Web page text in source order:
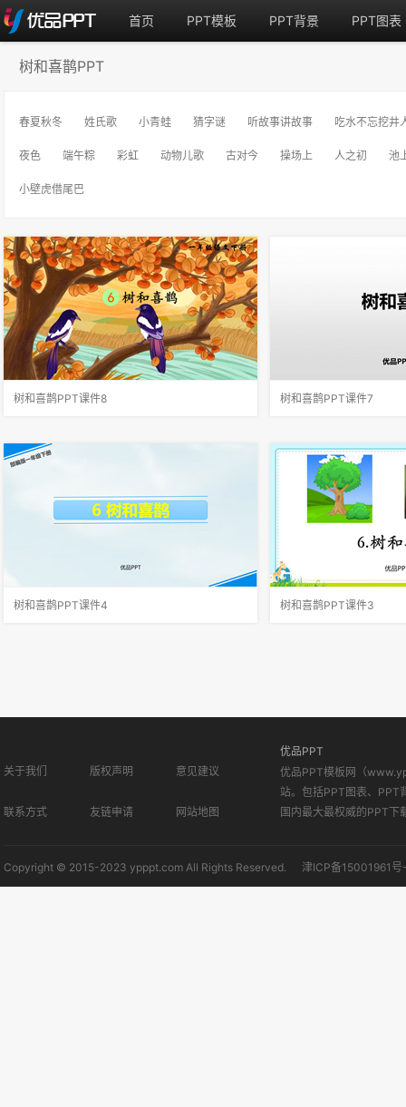
首页 PPT模板 PPT背景 PPT图表
树和喜鹊PPT
春夏秋冬 姓氏歌 小青蛙 猜字谜 听故事讲故事 吃水不忘挖井
夜色 端午粽 彩虹 动物儿歌 古对今 操场上 人之初 池
小壁虎借尾巴
树和喜鹊PPT课件8
读准一的变调。如一棵树、一个鸟窝、一只喜
鹊、天一亮、天一黑、一起。边朗读边想象画
树和喜鹊PPT课件7
的修辞方法，体现出树和
喳指喜鹊们早上醒来热闹
量很多。打着招呼体现
由此也能看出他们非常快
树和喜鹊PPT课件4
树和喜鹊PPT课件3
关于我们 版权声明 意见建议
联系方式 友链申请 网站地图
优品PPT
优品PPT模板网（
站。包括PPT图表、PPT
国内最大最权威的PPT下
Copyright © 2015-2023 ypppt.com All Rights Reserved. 津ICP备15001961号